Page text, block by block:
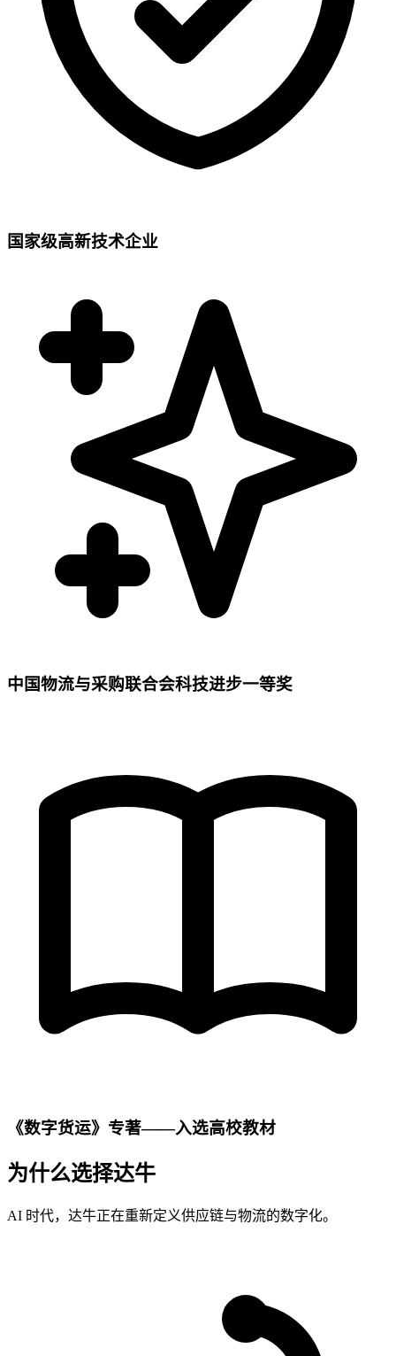
国家级高新技术企业
中国物流与采购联合会科技进步一等奖
《数字货运》专著——入选高校教材
为什么选择达牛
AI 时代，达牛正在重新定义供应链与物流的数字化。